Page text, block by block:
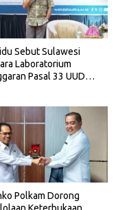
Sebut Sulawesi
Laboratorium
Pasal 33 UUD
Polkam Dorong
Keterbukaan